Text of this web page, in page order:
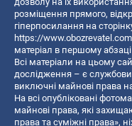
розміщення прямого,
гіперпосилання на
https://www.obozrevatel.com
матеріал в першому абзаці
Всі матеріали на цьому
дослідження – є
виключні майнові права
На всі опубліковані
майнові права, які
права та суміжні права»,